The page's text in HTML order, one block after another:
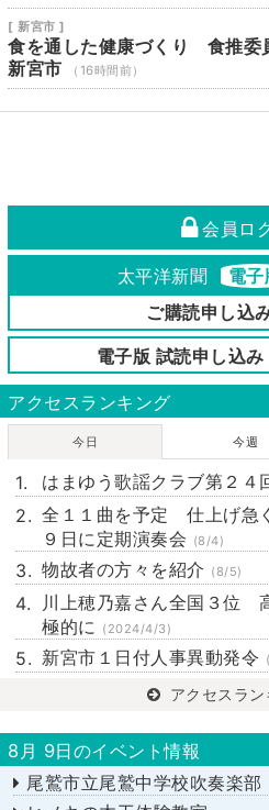
[ 新宮市 ]
食を通した健康づくり 食推委
新宮市
（16時間前）
会員ロ
太平洋新聞 電子
ご購読申し込
電子版 試読申し込み
アクセスランキング
今日 今週
はまゆう歌謡クラブ第２４
全１１曲を予定 仕上げ
９日に定期演奏会 (8/4)
物故者の方々を紹介 (8/5)
川上穂乃嘉さん全国３位
極的に (2024/4/3)
新宮市１日付人事異動発令
アクセスラ
8月 9日のイベント情報
尾鷲市立尾鷲中学校吹奏楽